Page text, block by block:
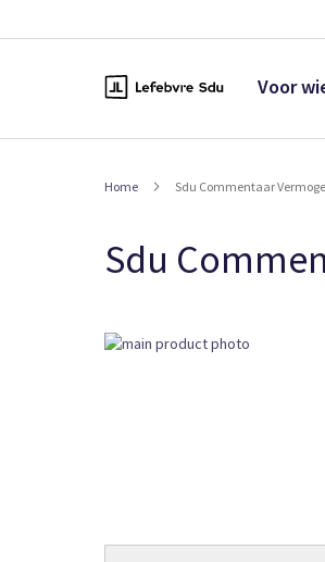
Voor
Home Sdu Commentaar
Sdu
Ga